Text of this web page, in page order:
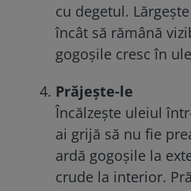
cu degetul.
încât să rămână
gogoșile cresc în
Prăjește-le
Încălzește uleiul
ai grijă să nu fie
ardă gogoșile la
crude la interior.